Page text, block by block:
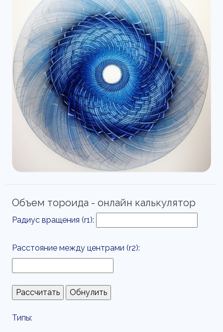
Объем тороида - онлайн калькулятор
Радиус вращения (r1):
Расстояние между центрами (r2):
Типы: